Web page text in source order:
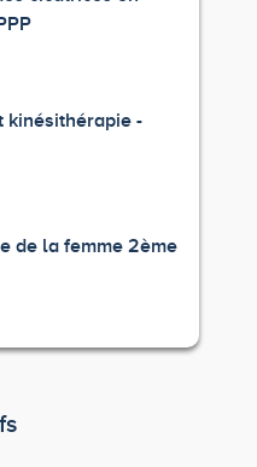
kinésithérapie -
de la femme 2ème